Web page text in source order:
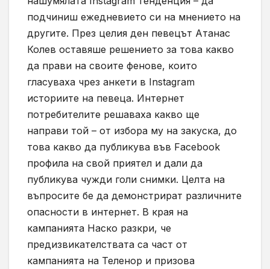
подчиниш ежедневието си на мнението на
другите. През целия ден певецът Атанас
Колев оставяше решението за това какво
да прави на своите фенове, които
гласуваха чрез анкети в Instagram
историите на певеца. Интернет
потребителите решаваха какво ще
направи той – от избора му на закуска, до
това какво да публикува във Facebook
профила на свой приятел и дали да
публикува чужди голи снимки. Целта на
въпросите бе да демонстрират различните
опасности в интернет. В края на
кампанията Наско разкри, че
предизвикателствата са част от
кампанията на Теленор и призова